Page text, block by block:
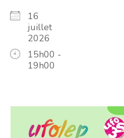
16
juillet
2026
15h00 -
19h00